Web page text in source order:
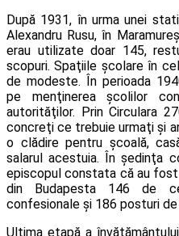
După 1931, în urma unei
Alexandru Rusu, în
erau utilizate doar 145,
scopuri. Spaţiile şcolare în
de modeste. În perioada
pe menţinerea şcolilor
autorităţilor. Prin Circulara
concreţi ce trebuie urmaţi şi
o clădire pentru şcoală,
salarul acestuia. În şedinţa
episcopul constata că au
din Budapesta 146 de
confesionale şi 186 posturi
Ultima etapă a